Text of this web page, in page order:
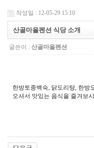
작성일 : 12-05-29 15:10
산골마을펜션 식당 소개
글쓴이 : 산골마을펜션
한방토종백숙, 닭도리탕, 한방
오셔서 맛있는 음식을 즐겨보